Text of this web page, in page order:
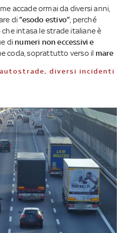
accade ormai da diversi anni,
di“esodo estivo” , perché
intasa le strade italiane è
di numeri non eccessivi e
coda, soprattutto verso il mare
diversi incidenti